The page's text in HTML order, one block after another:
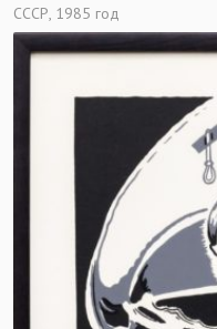
СССР, 1985 год